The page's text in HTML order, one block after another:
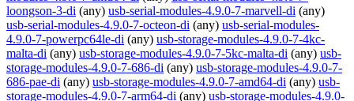
loongson-3-di (any) usb-serial-modules-4.9.0-7-marvell-di (any)
usb-serial-modules-4.9.0-7-octeon-di (any) usb-serial-modules-
4.9.0-7-powerpc64le-di (any) usb-storage-modules-4.9.0-7-4kc-
malta-di (any) usb-storage-modules-4.9.0-7-5kc-malta-di (any) usb-
storage-modules-4.9.0-7-686-di (any) usb-storage-modules-4.9.0-7-
686-pae-di (any) usb-storage-modules-4.9.0-7-amd64-di (any) usb-
storage-modules-4.9.0-7-arm64-di (any) usb-storage-modules-4.9.0-